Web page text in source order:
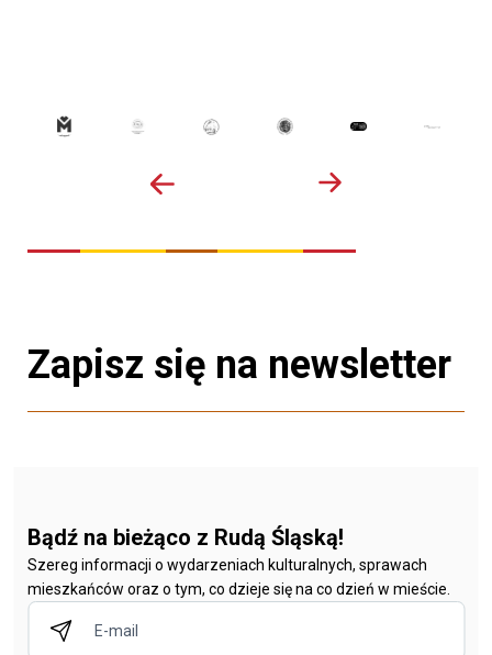
Zapisz się na newsletter
Bądź na bieżąco z Rudą Śląską!
Szereg informacji o wydarzeniach kulturalnych, sprawach
mieszkańców oraz o tym, co dzieje się na co dzień w mieście.